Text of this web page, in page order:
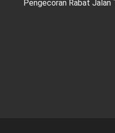
Pengecoran Rabat